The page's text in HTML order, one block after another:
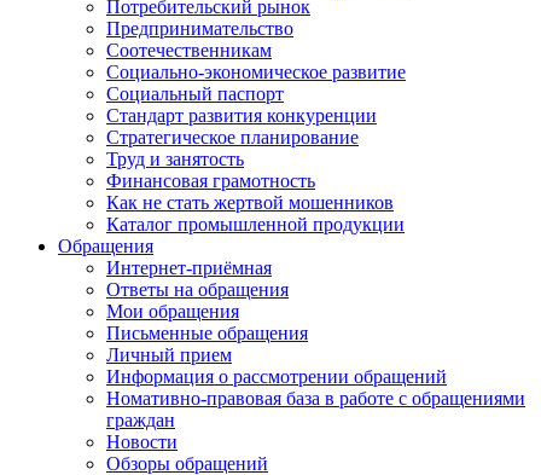
Потребительский рынок
Предпринимательство
Соотечественникам
Социально-экономическое развитие
Социальный паспорт
Стандарт развития конкуренции
Стратегическое планирование
Труд и занятость
Финансовая грамотность
Как не стать жертвой мошенников
Каталог промышленной продукции
Обращения
Интернет-приёмная
Ответы на обращения
Мои обращения
Письменные обращения
Личный прием
Информация о рассмотрении обращений
Номативно-правовая база в работе с обращениями
граждан
Новости
Обзоры обращений